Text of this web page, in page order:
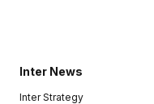
Inter News
Inter Strategy